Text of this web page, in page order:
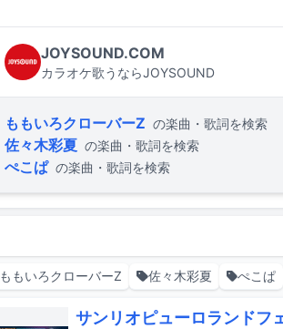
JOYSOUND.COM
カラオケ歌うならJOYSOUND
ももいろクローバーZ の楽曲・歌詞を検索
佐々木彩夏 の楽曲・歌詞を検索
ぺこぱ の楽曲・歌詞を検索
ももいろクローバーZ 佐々木彩夏 ぺこぱ
サンリオピューロランドフ